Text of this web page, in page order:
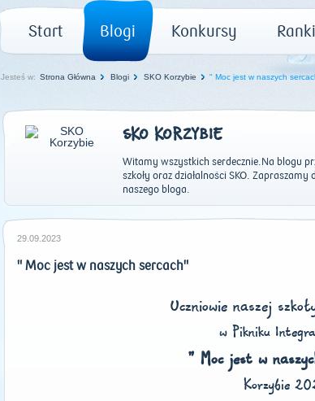
Start Blogi Konkursy
Jesteś w: Strona Główna Blogi SKO Korzybie " Moc jest w naszych
SKO KORZYBIE
Witamy wszystkich serdecznie.Na blogu
szkoły oraz działalności SKO.
naszego bloga.
29.09.2023
" Moc jest w naszych sercach"
Uczniowie naszej
w Pikniku
" Moc jest w
Korzybie